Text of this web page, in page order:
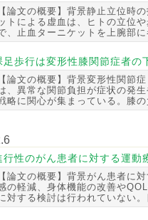
【論文の概要】背景静止立位時
トによる虚血は、ヒトの立位
、止血ターニケットを上腕部
足歩行は変形性膝関節症者の
【論文の概要】背景変形性関節
、異常な関節負担が症状の発
略に関心が集まっている。膝
行性のがん患者に対する運動
【論文の概要】背景がん患者に
の軽減、身体機能の改善や
対する検討は行われていない